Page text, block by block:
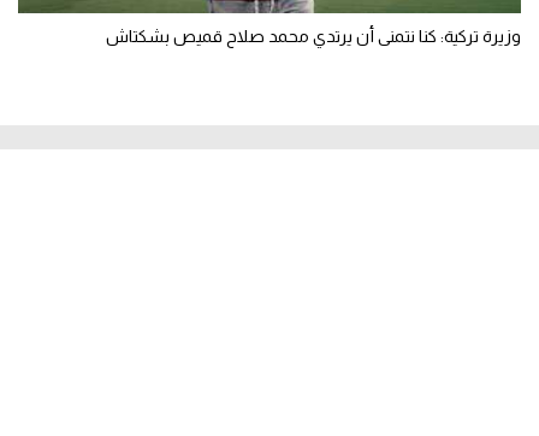
وزيرة تركية: كنا نتمنى أن يرتدي محمد صلاح قميص بشكتاش